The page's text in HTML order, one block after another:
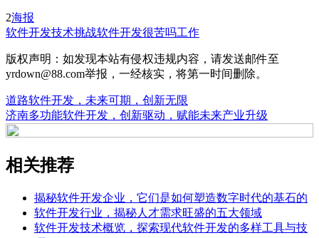
2海报
软件开发技术挑战软件开发很苦吗工作
版权声明：如发现本站有侵权违规内容，请发送邮件至
yrdown@88.com举报，一经核实，将第一时间删除。
道路软件开发，未来可期，创新无限
济南多功能软件开发，创新驱动，赋能未来产业升级
相关推荐
揭秘软件开发企业，它们是如何塑造数字时代的基石的
软件开发行业，揭秘人才需求旺盛的五大领域
软件开发技术概览，探索现代软件开发的多样工具与技